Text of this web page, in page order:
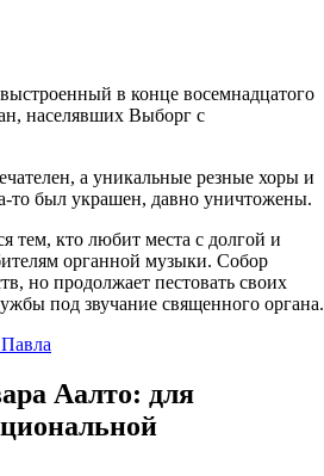
в конце восемнадцатого
населявших Выборг с
а уникальные резные хоры и
то был украшен, давно уничтожены.
тем, кто любит места с долгой и
органной музыки. Собор
но продолжает пестовать своих
под звучание священного органа.
Аалто: для